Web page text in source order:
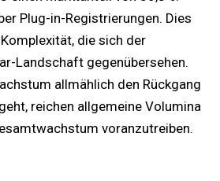
Plug-in-Registrierungen. Dies
die sich der
Landschaft gegenübersehen.
allmählich den Rückgang
reichen allgemeine Volumina
voranzutreiben.